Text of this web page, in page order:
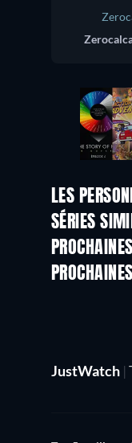
LES
SÉRIES
JustWatch |